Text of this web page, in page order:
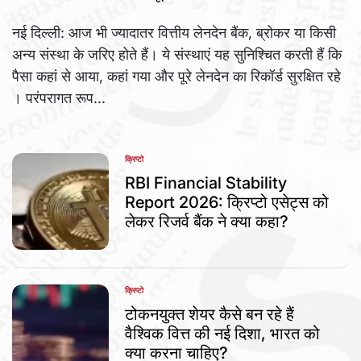
नई दिल्ली: आज भी ज्यादातर वित्तीय लेनदेन बैंक, ब्रोकर या किसी
अन्य संस्था के जरिए होते हैं। ये संस्थाएं यह सुनिश्चित करती हैं कि
पैसा कहां से आया, कहां गया और पूरे लेनदेन का रिकॉर्ड सुरक्षित रहे
। परंपरागत रूप...
POSTED
IN
क्रिप्टो
RBI Financial Stability
Report 2026: क्रिप्टो एसेट्स को
लेकर रिजर्व बैंक ने क्या कहा?
POSTED
IN
क्रिप्टो
टोकनयुक्त शेयर कैसे बन रहे हैं
वैश्विक वित्त की नई दिशा, भारत को
क्या करना चाहिए?